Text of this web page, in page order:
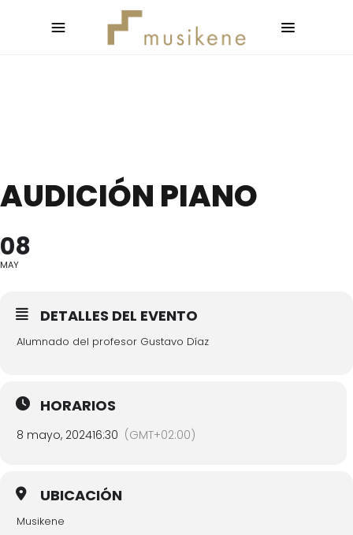
AUDICIÓN PIANO
08
MAY
DETALLES DEL EVENTO
Alumnado del profesor Gustavo Díaz
HORARIOS
8 mayo, 202416:30 (GMT+02:00)
UBICACIÓN
Musikene